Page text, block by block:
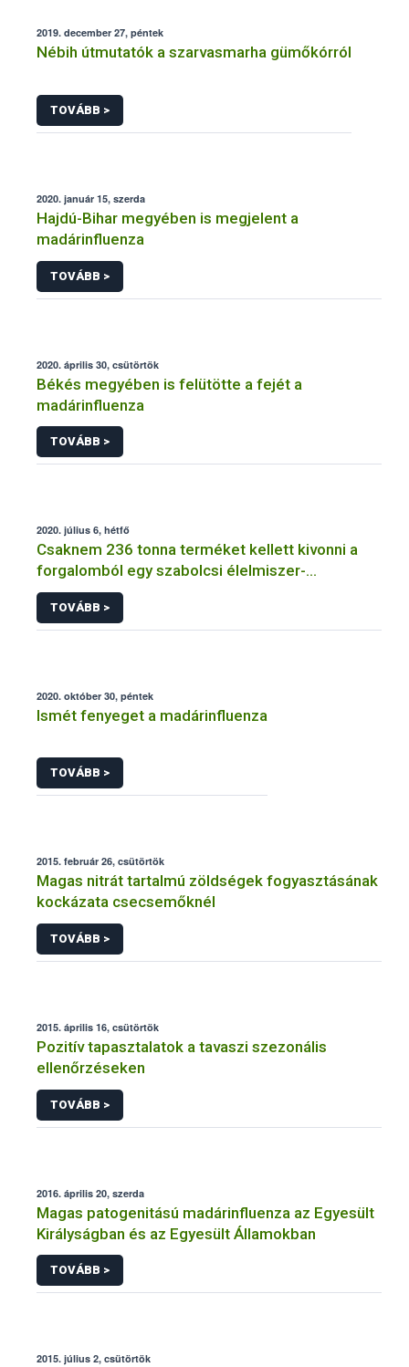
2019. december 27, péntek
Nébih útmutatók a szarvasmarha gümőkórról
TOVÁBB >
2020. január 15, szerda
Hajdú-Bihar megyében is megjelent a
madárinfluenza
TOVÁBB >
2020. április 30, csütörtök
Békés megyében is felütötte a fejét a
madárinfluenza
TOVÁBB >
2020. július 6, hétfő
Csaknem 236 tonna terméket kellett kivonni a
forgalomból egy szabolcsi élelmiszer-
vállalkozásnál
TOVÁBB >
2020. október 30, péntek
Ismét fenyeget a madárinfluenza
TOVÁBB >
2015. február 26, csütörtök
Magas nitrát tartalmú zöldségek fogyasztásának
kockázata csecsemőknél
TOVÁBB >
2015. április 16, csütörtök
Pozitív tapasztalatok a tavaszi szezonális
ellenőrzéseken
TOVÁBB >
2016. április 20, szerda
Magas patogenitású madárinfluenza az Egyesült
Királyságban és az Egyesült Államokban
TOVÁBB >
2015. július 2, csütörtök